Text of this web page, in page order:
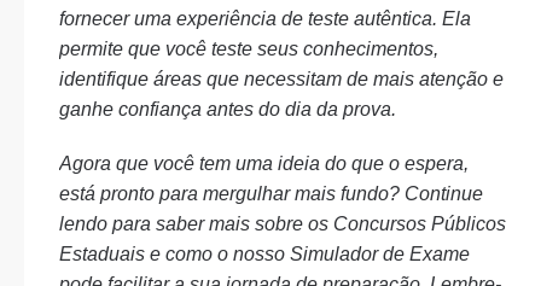
fornecer uma experiência de teste autêntica. Ela
permite que você teste seus conhecimentos,
identifique áreas que necessitam de mais atenção e
ganhe confiança antes do dia da prova.
Agora que você tem uma ideia do que o espera,
está pronto para mergulhar mais fundo? Continue
lendo para saber mais sobre os Concursos Públicos
Estaduais e como o nosso Simulador de Exame